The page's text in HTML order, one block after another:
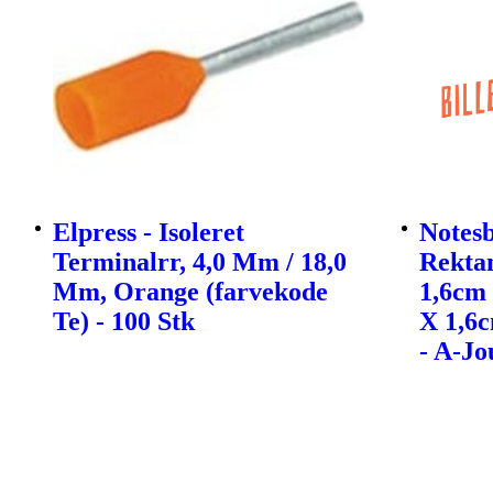
Elpress - Isoleret
Terminalrr, 4,0 Mm / 18,0
Mm, Orange (farvekode
Te) - 100 Stk
X
- A-